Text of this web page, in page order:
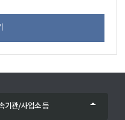
기관/사업소 등